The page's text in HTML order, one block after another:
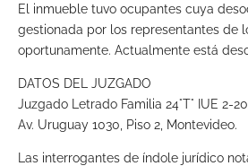
El inmueble tuvo ocupantes cuya
gestionada por los representantes de
oportunamente. Actualmente está
DATOS DEL JUZGADO
Juzgado Letrado Familia 24°T° IUE 2-
Av. Uruguay 1030, Piso 2, Montevideo.
Las interrogantes de índole jurídico